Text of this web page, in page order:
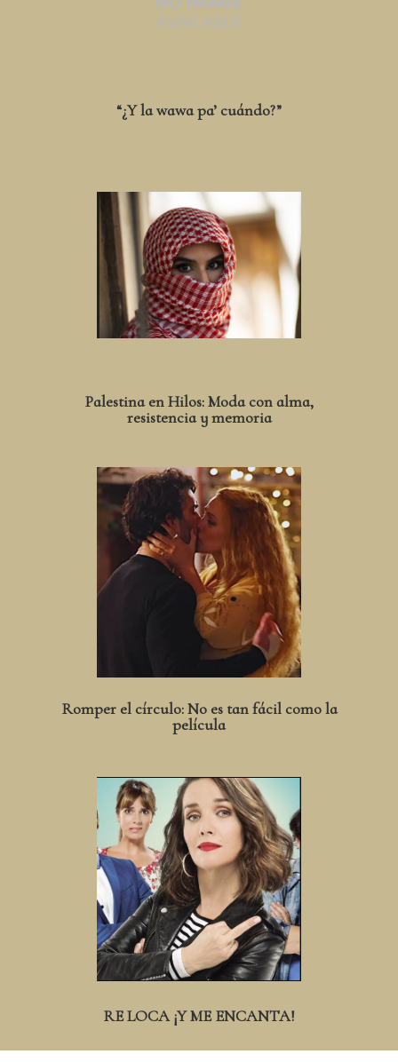
“¿Y la wawa pa’ cuándo?”
Palestina en Hilos: Moda con alma,
resistencia y memoria
Romper el círculo: No es tan fácil como la
película
RE LOCA ¡Y ME ENCANTA!